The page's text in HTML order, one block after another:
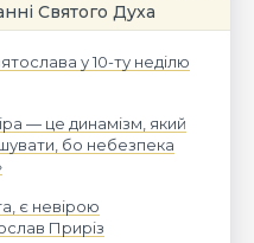
Святого Духа
у 10-ту неділю
— це динамізм, який
бо небезпека
є невірою
Приріз